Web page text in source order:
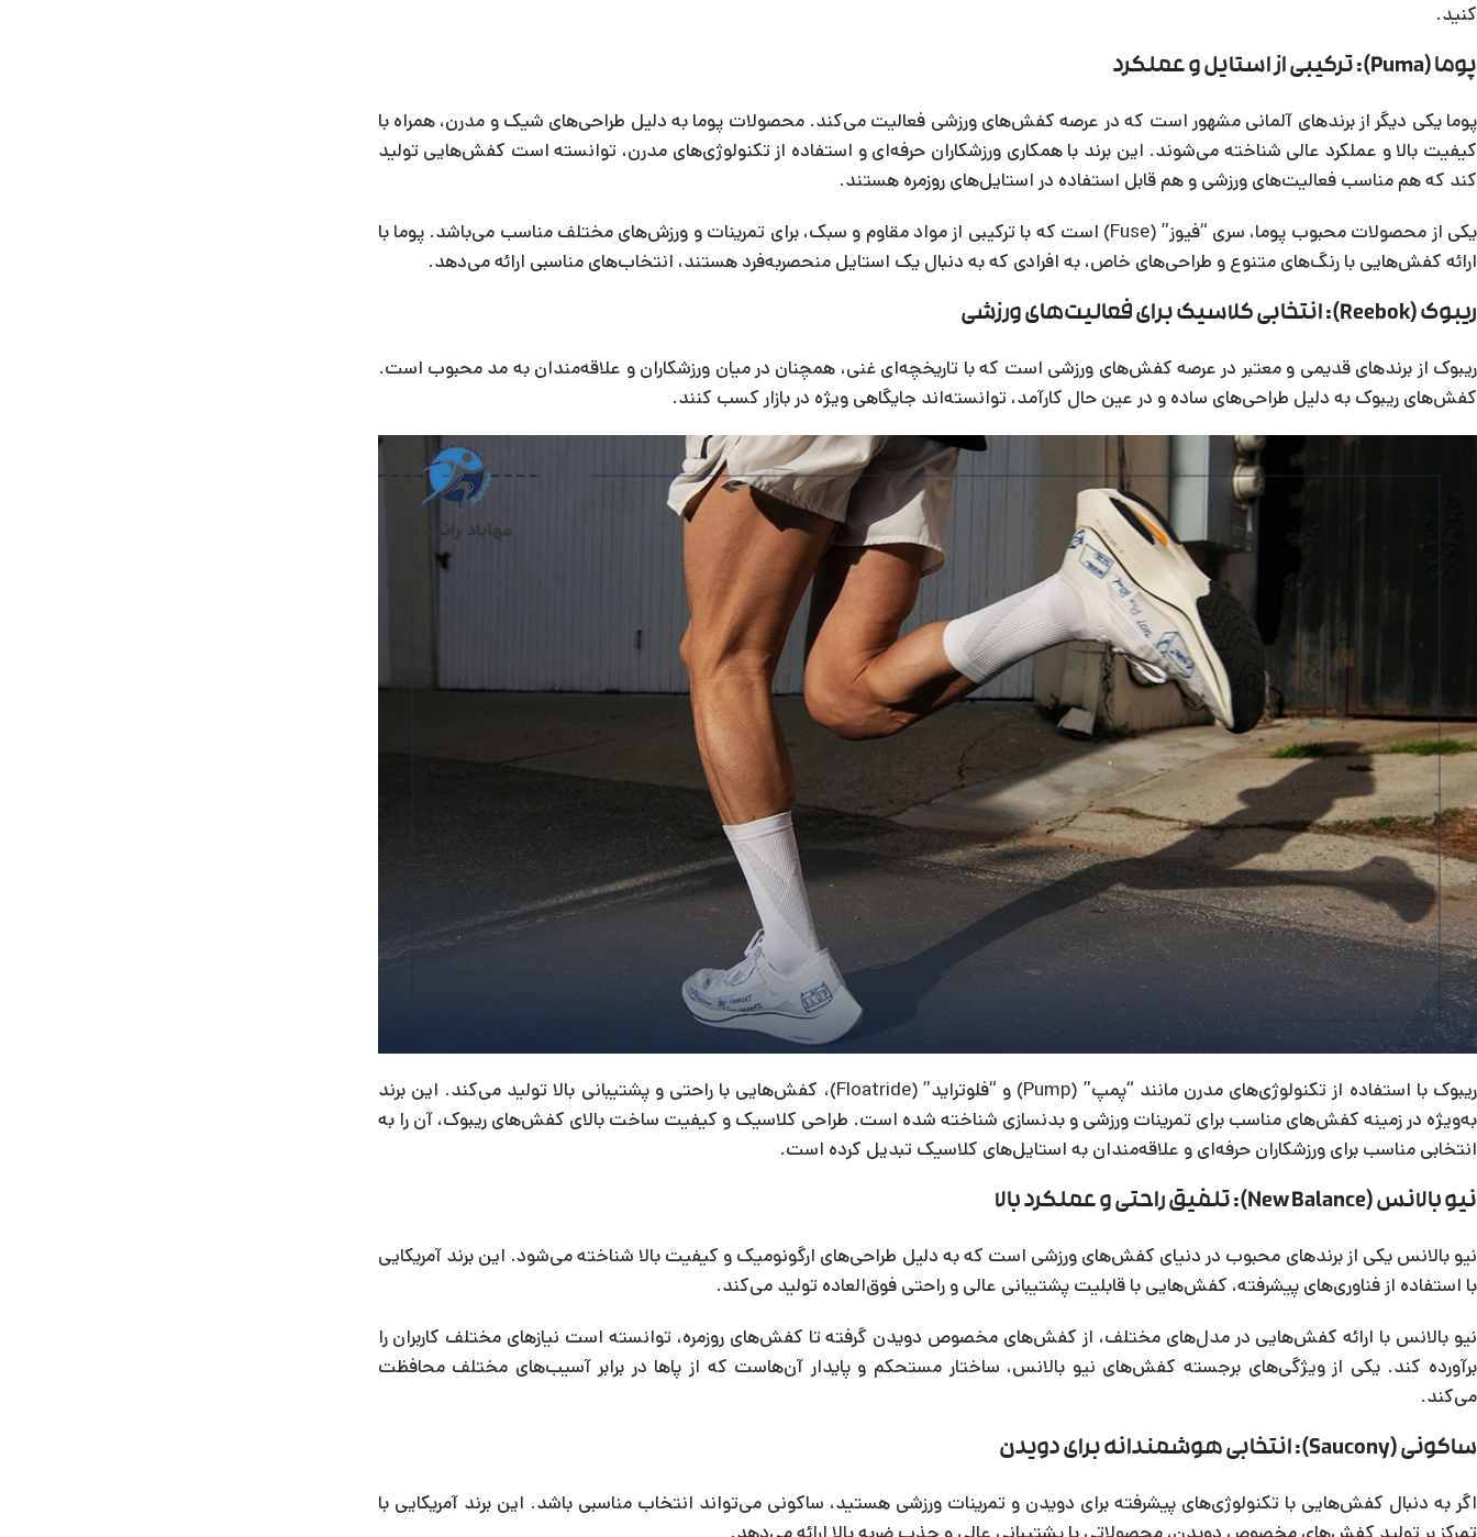
کنید.
پوما (Puma): ترکیبی از استایل و عملکرد
پوما یکی دیگر از برندهای آلمانی مشهور است که در عرصه کفش‌های ورزشی فعالیت می‌کند. محصولات پوما به دلیل طراحی‌های شیک و مدرن، همراه با
کیفیت بالا و عملکرد عالی شناخته می‌شوند. این برند با همکاری ورزشکاران حرفه‌ای و استفاده از تکنولوژی‌های مدرن، توانسته است کفش‌هایی تولید
کند که هم مناسب فعالیت‌های ورزشی و هم قابل استفاده در استایل‌های روزمره هستند.
یکی از محصولات محبوب پوما، سری “فیوز” (Fuse) است که با ترکیبی از مواد مقاوم و سبک، برای تمرینات و ورزش‌های مختلف مناسب می‌باشد. پوما با
ارائه کفش‌هایی با رنگ‌های متنوع و طراحی‌های خاص، به افرادی که به دنبال یک استایل منحصربه‌فرد هستند، انتخاب‌های مناسبی ارائه می‌دهد.
ریبوک (Reebok): انتخابی کلاسیک برای فعالیت‌های ورزشی
ریبوک از برندهای قدیمی و معتبر در عرصه کفش‌های ورزشی است که با تاریخچه‌ای غنی، همچنان در میان ورزشکاران و علاقه‌مندان به مد محبوب است.
کفش‌های ریبوک به دلیل طراحی‌های ساده و در عین حال کارآمد، توانسته‌اند جایگاهی ویژه در بازار کسب کنند.
ریبوک با استفاده از تکنولوژی‌های مدرن مانند “پمپ” (Pump) و “فلوتراید” (Floatride)، کفش‌هایی با راحتی و پشتیبانی بالا تولید می‌کند. این برند
به‌ویژه در زمینه کفش‌های مناسب برای تمرینات ورزشی و بدنسازی شناخته شده است. طراحی کلاسیک و کیفیت ساخت بالای کفش‌های ریبوک، آن را به
انتخابی مناسب برای ورزشکاران حرفه‌ای و علاقه‌مندان به استایل‌های کلاسیک تبدیل کرده است.
نیو بالانس (New Balance): تلفیق راحتی و عملکرد بالا
نیو بالانس یکی از برندهای محبوب در دنیای کفش‌های ورزشی است که به دلیل طراحی‌های ارگونومیک و کیفیت بالا شناخته می‌شود. این برند آمریکایی
با استفاده از فناوری‌های پیشرفته، کفش‌هایی با قابلیت پشتیبانی عالی و راحتی فوق‌العاده تولید می‌کند.
نیو بالانس با ارائه کفش‌هایی در مدل‌های مختلف، از کفش‌های مخصوص دویدن گرفته تا کفش‌های روزمره، توانسته است نیازهای مختلف کاربران را
برآورده کند. یکی از ویژگی‌های برجسته کفش‌های نیو بالانس، ساختار مستحکم و پایدار آن‌هاست که از پاها در برابر آسیب‌های مختلف محافظت
می‌کند.
ساکونی (Saucony): انتخابی هوشمندانه برای دویدن
اگر به دنبال کفش‌هایی با تکنولوژی‌های پیشرفته برای دویدن و تمرینات ورزشی هستید، ساکونی می‌تواند انتخاب مناسبی باشد. این برند آمریکایی با